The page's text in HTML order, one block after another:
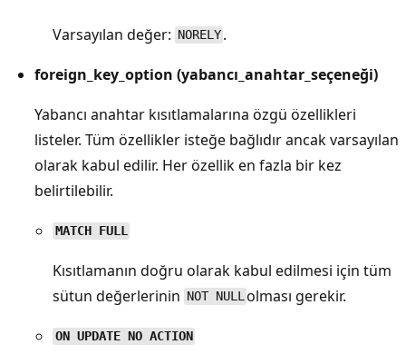
Varsayılan değer: NORELY .
foreign_key_option (yabancı_anahtar_seçeneği)
Yabancı anahtar kısıtlamalarına özgü özellikleri
listeler. Tüm özellikler isteğe bağlıdır ancak varsayılan
olarak kabul edilir. Her özellik en fazla bir kez
belirtilebilir.
MATCH FULL
Kısıtlamanın doğru olarak kabul edilmesi için tüm
sütun değerlerinin NOT NULLolması gerekir.
ON UPDATE NO ACTION